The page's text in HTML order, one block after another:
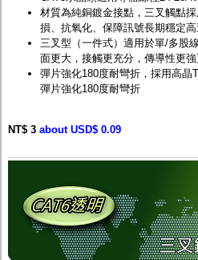
材質為純銅鍍金接點，三叉觸點
損、抗氧化、保障訊號長期穩定
三叉型（一件式）適用於單/多股
面更大，接觸更充分，傳導性更
彈片強化180度耐彎折，採用高晶
彈片強化180度耐彎折
NT$ 3 about USD$ 0.09